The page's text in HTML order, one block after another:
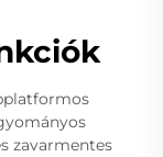
zavarmentes